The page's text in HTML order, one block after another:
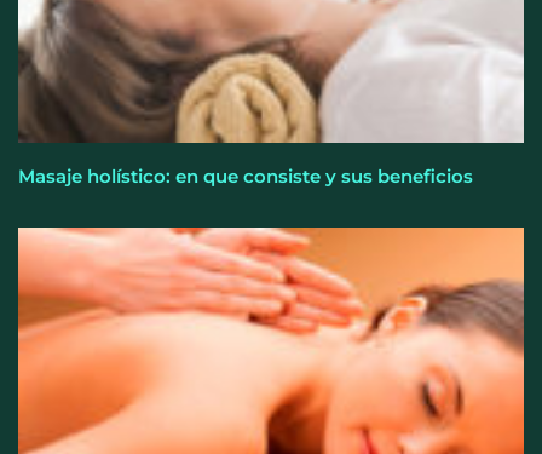
Masaje holístico: en que consiste y sus beneficios